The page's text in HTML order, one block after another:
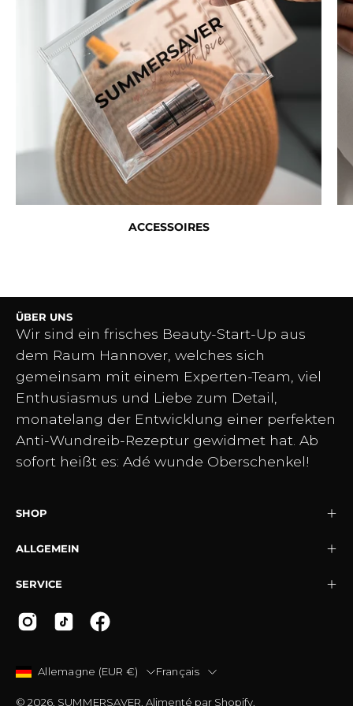
ACCESSOIRES
ÜBER UNS
Wir sind ein frisches Beauty-Start-Up aus
dem Raum Hannover, welches sich
gemeinsam mit einem Experten-Team, viel
Enthusiasmus und Liebe zum Detail,
monatelang der Entwicklung einer perfekten
Anti-Wundreib-Rezeptur gewidmet hat. Ab
sofort heißt es: Adé wunde Oberschenkel!
SHOP
ALLGEMEIN
SERVICE
PAYSAllemagne (EUR €) LANGUE
Français
© 2026, SUMMERSAVER Alimenté par Shopify